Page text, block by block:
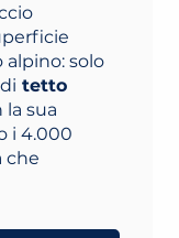
alpino: solo
tetto
la sua
i 4.000
che